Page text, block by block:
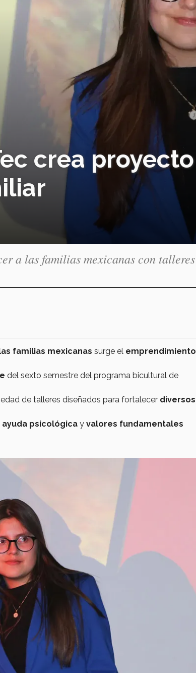
crea proyecto
a las familias mexicanas con talleres
familias mexicanas surge el emprendimiento
del sexto semestre del programa bicultural de
de talleres diseñados para fortalecer diversos
ayuda psicológica y valores fundamentales